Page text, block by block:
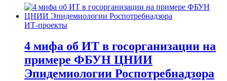
ИТ-проекты
4 мифа об ИТ в госорганизации на
примере ФБУН ЦНИИ
Эпидемиологии Роспотребнадзора